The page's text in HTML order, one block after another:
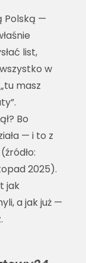
Polską —
list,
w
masz
Bo
— i to z
2025).
jak
a jak już —